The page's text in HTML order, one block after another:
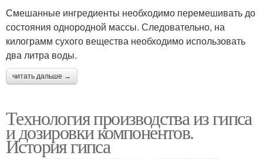
Смешанные ингредиенты необходимо перемешивать до
состояния однородной массы. Следовательно, на
килограмм сухого вещества необходимо использовать
два литра воды.
читать дальше →
Технология производства из гипса
и дозировки компонентов.
История гипса